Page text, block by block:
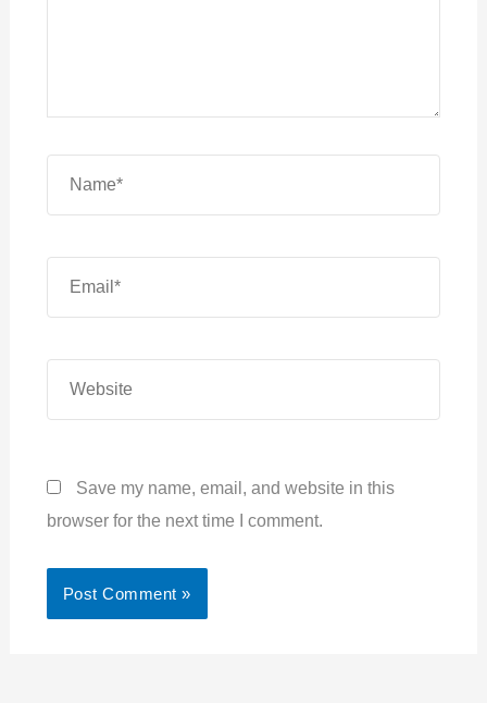
Save my name, email, and website in this
browser for the next time I comment.